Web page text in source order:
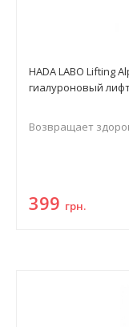
HADA LABO Lifting
гиалуроновый
Возвращает
399 грн.